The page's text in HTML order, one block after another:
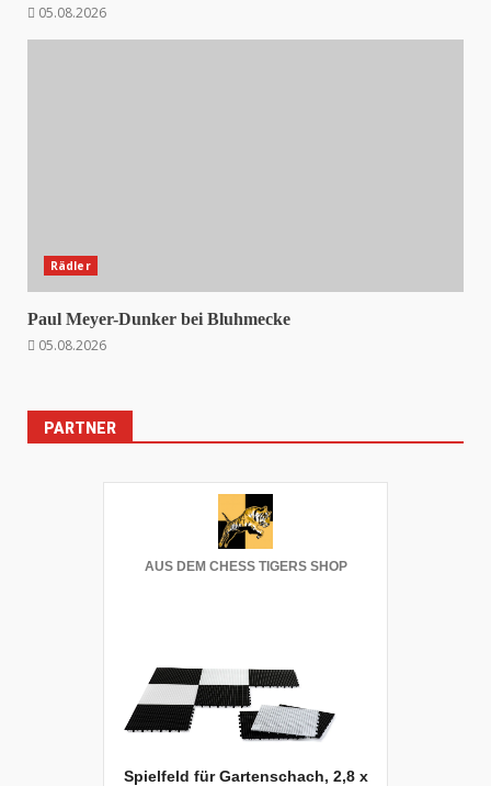
05.08.2026
Rädler
Paul Meyer-Dunker bei Bluhmecke
05.08.2026
PARTNER
AUS DEM CHESS TIGERS SHOP
Spielfeld für Gartenschach, 2,8 x